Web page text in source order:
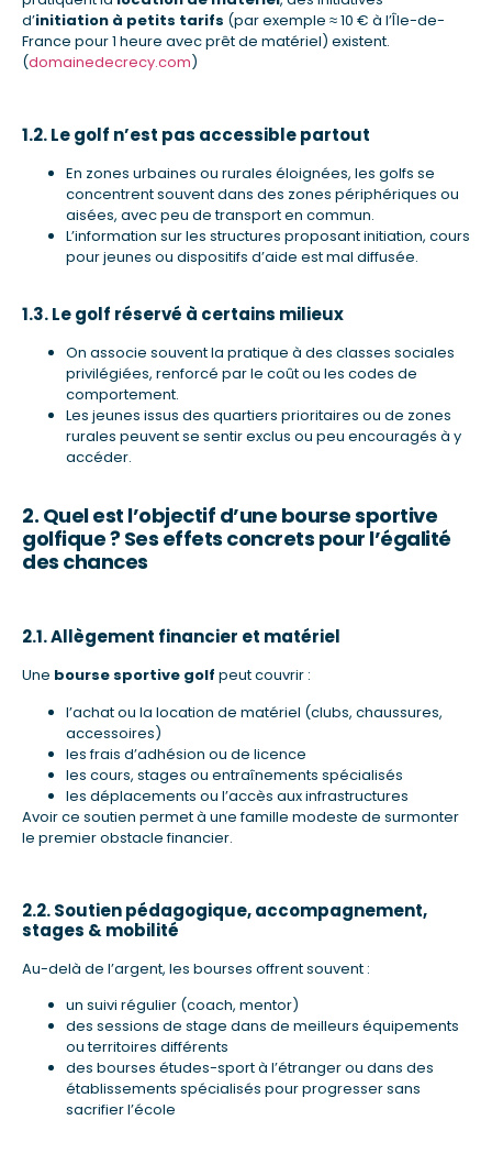
d’initiation à petits tarifs (par exemple ≈ 10 € à l’Île-de-
France pour 1 heure avec prêt de matériel) existent.
(domainedecrecy.com)
1.2. Le golf n’est pas accessible partout
En zones urbaines ou rurales éloignées, les golfs se
concentrent souvent dans des zones périphériques ou
aisées, avec peu de transport en commun.
L’information sur les structures proposant initiation, cours
pour jeunes ou dispositifs d’aide est mal diffusée.
1.3. Le golf réservé à certains milieux
On associe souvent la pratique à des classes sociales
privilégiées, renforcé par le coût ou les codes de
comportement.
Les jeunes issus des quartiers prioritaires ou de zones
rurales peuvent se sentir exclus ou peu encouragés à y
accéder.
2. Quel est l’objectif d’une bourse sportive
golfique ? Ses effets concrets pour l’égalité
des chances
2.1. Allègement financier et matériel
Une bourse sportive golf peut couvrir :
l’achat ou la location de matériel (clubs, chaussures,
accessoires)
les frais d’adhésion ou de licence
les cours, stages ou entraînements spécialisés
les déplacements ou l’accès aux infrastructures
Avoir ce soutien permet à une famille modeste de surmonter
le premier obstacle financier.
2.2. Soutien pédagogique, accompagnement,
stages & mobilité
Au-delà de l’argent, les bourses offrent souvent :
un suivi régulier (coach, mentor)
des sessions de stage dans de meilleurs équipements
ou territoires différents
des bourses études-sport à l’étranger ou dans des
établissements spécialisés pour progresser sans
sacrifier l’école